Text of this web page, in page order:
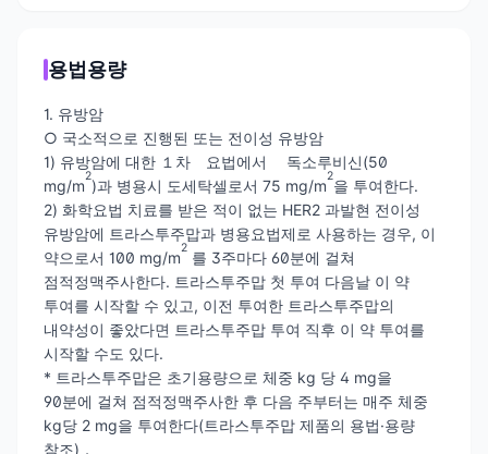
용법용량
1. 유방암
○ 국소적으로 진행된 또는 전이성 유방암
1) 유방암에 대한 １차 요법에서 독소루비신(50
mg/m
2
)과 병용시 도세탁셀로서 75 mg/m
2
을 투여한다.
2) 화학요법 치료를 받은 적이 없는 HER2 과발현 전이성
유방암에 트라스투주맙과 병용요법제로 사용하는 경우, 이
약으로서 100 mg/m
2
를 3주마다 60분에 걸쳐
점적정맥주사한다. 트라스투주맙 첫 투여 다음날 이 약
투여를 시작할 수 있고, 이전 투여한 트라스투주맙의
내약성이 좋았다면 트라스투주맙 투여 직후 이 약 투여를
시작할 수도 있다.
* 트라스투주맙은 초기용량으로 체중 kg 당 4 mg을
90분에 걸쳐 점적정맥주사한 후 다음 주부터는 매주 체중
kg당 2 mg을 투여한다(트라스투주맙 제품의 용법·용량
참조)．